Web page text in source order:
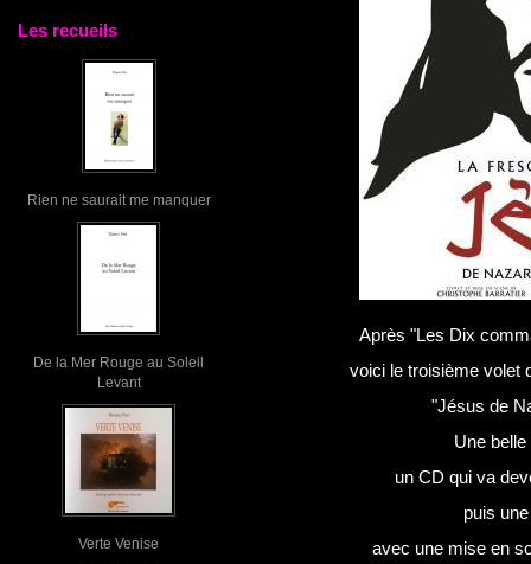
Les recueils
Rien ne saurait me manquer
De la Mer Rouge au Soleil
Levant
Verte Venise
Après "Les Dix
voici le troisième volet
"Jésus de
Une
un CD qui va
puis
avec une mise en